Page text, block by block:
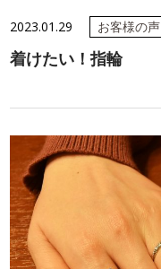
2023.01.29 お客様の声
着けたい！指輪